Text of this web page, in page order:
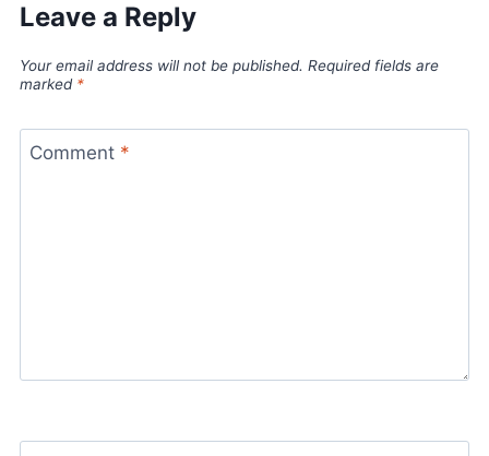
Leave a Reply
Your email address will not be published. Required fields are
marked *
Comment *